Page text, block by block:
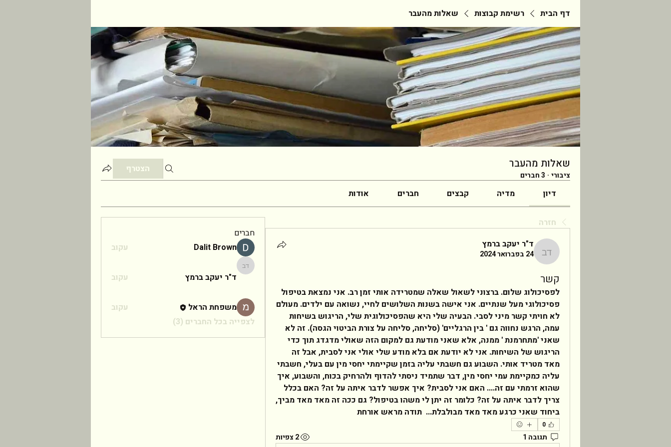
דף הבית רשימת קבוצות שאלות מהעבר
שאלות מהעבר
ציבורי · 3 חברים
הצטרף
דיון מדיה קבצים חברים אודות
חזרה
ד"ר יעקב ברמץ
ד"ר יעקב ברמץ
24 בפברואר 2024
קשר
ביחוד שאני כרגע מאד מאד מבולבלת...  תודה מראש אורחת
0
תגובה 1 2 צפיות
חברים
Dalit Brown
עקוב
ד"ר יעקב ברמץ
ד"ר יעקב ברמץ עקוב
משפחת הראל
עקוב
לצפייה בכל החברים (3)